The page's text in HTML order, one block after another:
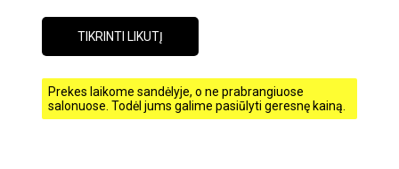
TIKRINTI LIKUTĮ
Prekes laikome sandėlyje, o ne prabrangiuose
salonuose. Todėl jums galime pasiūlyti geresnę kainą.